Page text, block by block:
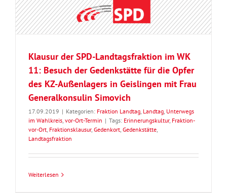
Klausur der SPD-Landtagsfraktion im WK
11: Besuch der Gedenkstätte für die Opfer
des KZ-Außenlagers in Geislingen mit Frau
Generalkonsulin Simovich
17.09.2019 | Kategorien: Fraktion Landtag, Landtag, Unterwegs
im Wahlkreis, vor-Ort-Termin | Tags: Erinnerungskultur, Fraktion-
vor-Ort, Fraktionsklausur, Gedenkort, Gedenkstätte,
Landtagsfraktion
Weiterlesen